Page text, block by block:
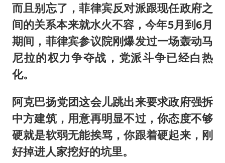
而且别忘了，菲律宾反对派跟现任政府之
间的关系本来就水火不容，今年5月到6月
期间，菲律宾参议院刚爆发过一场轰动马
尼拉的权力争夺战，党派斗争已经白热
化。
阿克巴扬党团这会儿跳出来要求政府强拆
中方建筑，用意再明显不过，你态度不够
硬就是软弱无能挨骂，你跟着硬起来，刚
好掉进人家挖好的坑里。